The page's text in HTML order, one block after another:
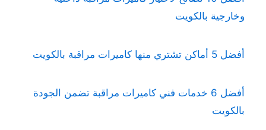
وخارجية بالكويت
أفضل 5 أماكن تشتري منها كاميرات مراقبة بالكويت
أفضل 6 خدمات فني كاميرات مراقبة تضمن الجودة
بالكويت